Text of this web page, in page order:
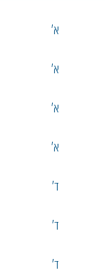
א'
א'
א'
א'
ד'
ד'
ד'